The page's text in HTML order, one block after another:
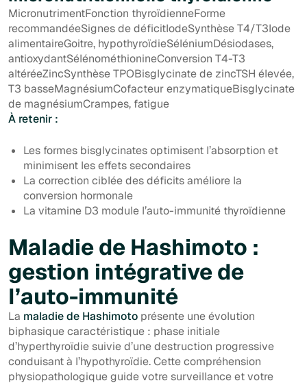
MicronutrimentFonction thyroïdienneForme
recommandéeSignes de déficitIodeSynthèse T4/T3Iode
alimentaireGoitre, hypothyroïdieSéléniumDésiodases,
antioxydantSélénométhionineConversion T4-T3
altéréeZincSynthèse TPOBisglycinate de zincTSH élevée,
T3 basseMagnésiumCofacteur enzymatiqueBisglycinate
de magnésiumCrampes, fatigue
À retenir :
Les formes bisglycinates optimisent l’absorption et
minimisent les effets secondaires
La correction ciblée des déficits améliore la
conversion hormonale
La vitamine D3 module l’auto-immunité thyroïdienne
Maladie de Hashimoto :
gestion intégrative de
l’auto-immunité
La maladie de Hashimoto présente une évolution
biphasique caractéristique : phase initiale
d’hyperthyroïdie suivie d’une destruction progressive
conduisant à l’hypothyroïdie. Cette compréhension
physiopathologique guide votre surveillance et votre